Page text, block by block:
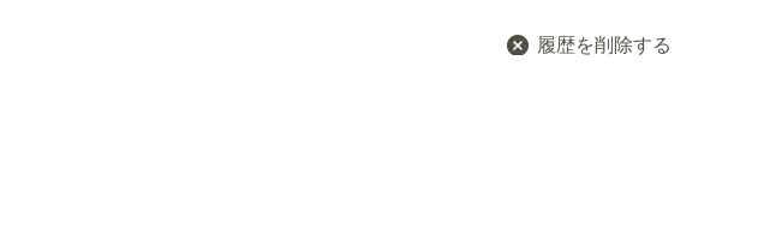
履歴を削除する